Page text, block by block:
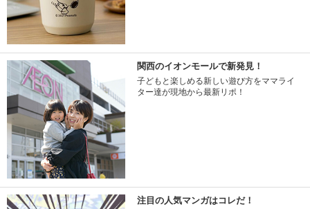
関西のイオンモールで新発見！
子どもと楽しめる新しい遊び方をママライ
ター達が現地から最新リポ！
注目の人気マンガはコレだ！